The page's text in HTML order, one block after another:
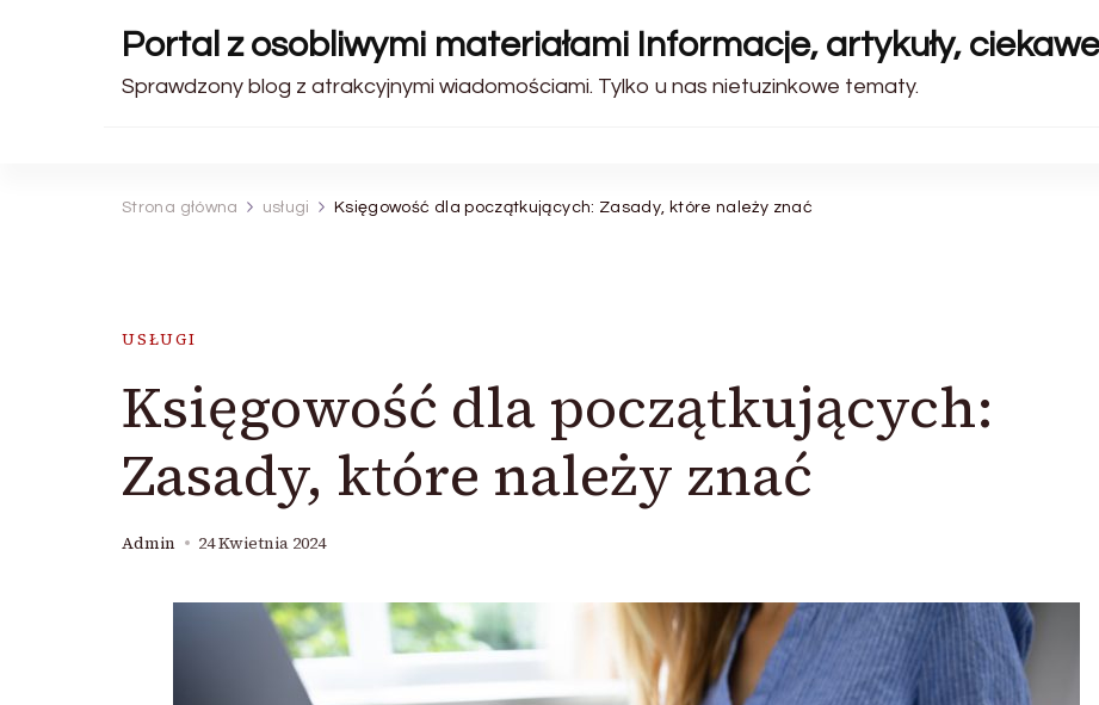
Portal z osobliwymi materiałami Informacje, artykuły,
Sprawdzony blog z atrakcyjnymi wiadomościami. Tylko u nas nietuzinkowe tematy.
Strona główna usługi Księgowość dla początkujących: Zasady, które należy znać
USŁUGI
Księgowość dla początkujących:
Zasady, które należy znać
Admin 24 Kwietnia 2024